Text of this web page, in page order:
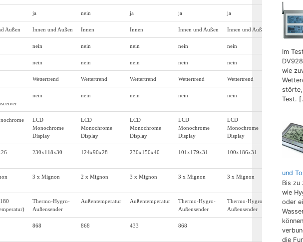
ja nein ja ja ja
Außen Innen und Außen Innen Innen Innen und Außen Innen und Außen
nein nein nein nein nein
nein nein nein nein nein
Wettertrend Wettertrend Wettertrend Wettertrend Wettertrend
nein nein nein nein nein
LCD
Monochrome
Display
LCD
Monochrome
Display
LCD
Monochrome
Display
LCD
Monochrome
Display
LCD
Monochrome
Display
230x118x30 124x90x28 230x150x40 101x179x31 100x186x31
3 x Mignon 2 x Mignon 3 x Mignon 3 x Mignon 3 x Mignon
Thermo-Hygro-
Außensender
Außentemperatur Außentemperatur
Thermo-Hygro-
Außensender
Thermo-Hygro-
Außensender
868 868 433 868
Im
wie
störte,
Test.
und
Bis zu
wie
oder
die